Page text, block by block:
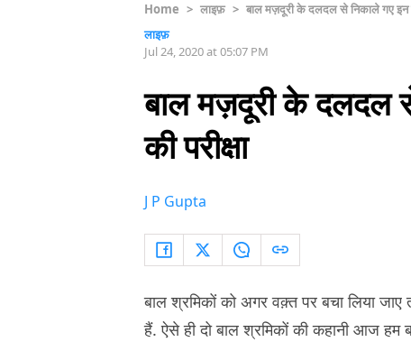
Home > लाइफ़ > बाल मज़दूरी के दलदल से निकाले गए इन
लाइफ़
Jul 24, 2020 at 05:07 PM
बाल मज़दूरी के दलदल
की परीक्षा
J P Gupta
बाल श्रमिकों को अगर वक़्त पर बचा लिया
हैं. ऐसे ही दो बाल श्रमिकों की कहानी आज